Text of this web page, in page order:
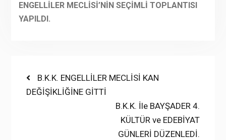
ENGELLİLER MECLİSİ’NİN SEÇİMLİ TOPLANTISI
YAPILDI.
Yazı
gezinmesi
Previous
post:
B.K.K. ENGELLİLER MECLİSİ KAN
DEĞİŞİKLİĞİNE GİTTİ
Next
post:
B.K.K. İle BAYŞADER 4.
KÜLTÜR ve EDEBİYAT
GÜNLERİ DÜZENLEDİ.